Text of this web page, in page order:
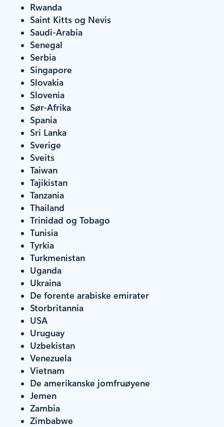
Rwanda
Saint Kitts og Nevis
Saudi-Arabia
Senegal
Serbia
Singapore
Slovakia
Slovenia
Sør-Afrika
Spania
Sri Lanka
Sverige
Sveits
Taiwan
Tajikistan
Tanzania
Thailand
Trinidad og Tobago
Tunisia
Tyrkia
Turkmenistan
Uganda
Ukraina
De forente arabiske emirater
Storbritannia
USA
Uruguay
Uzbekistan
Venezuela
Vietnam
De amerikanske jomfruøyene
Jemen
Zambia
Zimbabwe